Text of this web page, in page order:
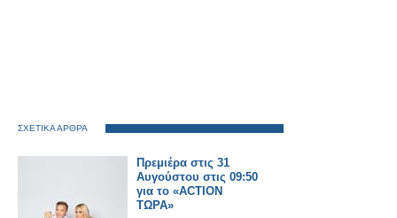
ΣΧΕΤΙΚΑ ΑΡΘΡΑ
Πρεμιέρα στις 31
Αυγούστου στις 09:50
για το «ACTION
ΤΩΡΑ»